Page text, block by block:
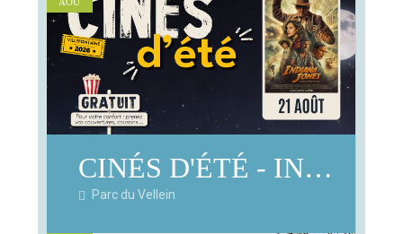
CINÉS D'ÉTÉ - INDIANA JONES ET LE CADRAN DE LA DESTINÉE
Parc du Vellein